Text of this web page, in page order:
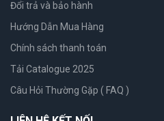
Đổi trả và bảo hành
Hướng Dẫn Mua Hàng
Chính sách thanh toán
Tải Catalogue 2025
Câu Hỏi Thường Gặp ( FAQ )